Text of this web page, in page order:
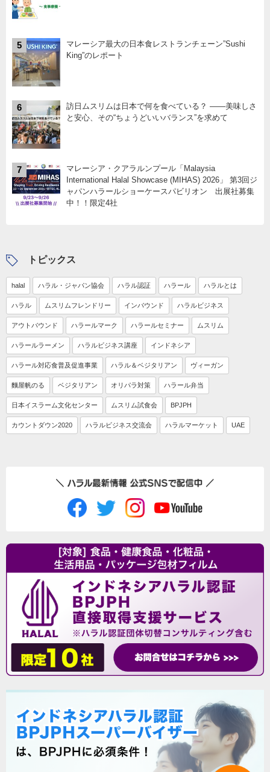
5
マレーシア最大の日本食レストランチェーン”Sushi
King”のレポート
6
訪日ムスリムは日本で何を食べている？ ――美味しさ
と安心、その“ちょうどいいバランス”を求めて
7
マレーシア・クアラルンプール「Malaysia
International Halal Showcase (MIHAS) 2026」 第3回ジ
ャパンハラールショーケースパビリオン 出展社募集
中！！限定4社
トピックス
halal ハラル・ジャパン協会 ハラル認証 ハラール ハラルとは
ハラル ムスリムフレンドリー インバウンド ハラルビジネス
アウトバウンド ハラールマーク ハラールセミナー ムスリム
ハラールラーメン ハラルビジネス講座 インドネシア
ハラール対応食普及促進事業 ハラル＆ベジタリアン ヴィーガン
麵屋帆のる ベジタリアン オリパラ対策 ハラール弁当
日本イスラーム文化センター ムスリム試食会 BPJPH
カウントダウン2020 ハラルビジネス交流会 ハラルマーケット UAE